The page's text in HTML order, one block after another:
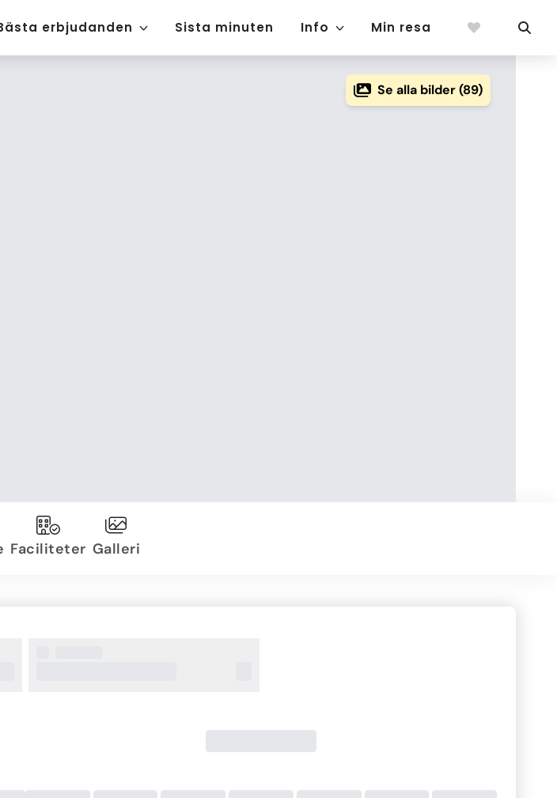
erbjudanden Sista minuten Info Min resa
Se alla bilder (89)
Faciliteter Galleri